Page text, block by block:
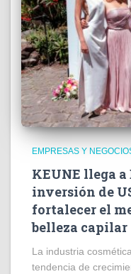
EMPRESAS Y
KEUNE llega
inversión de
fortalecer el
belleza capilar
La industria
tendencia de